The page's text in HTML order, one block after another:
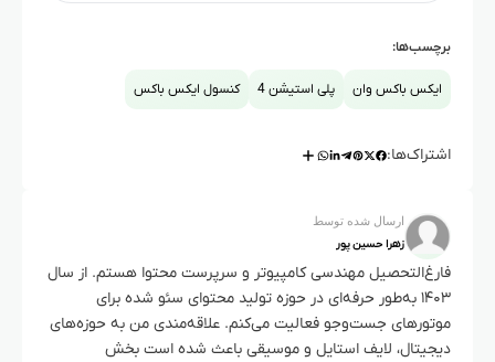
برچسب‌ها:
ایکس باکس وان پلی استیشن 4 کنسول ایکس باکس
اشتراک‌ها:
ارسال شده توسط
زهرا حسین پور
فارغ‌التحصیل مهندسی کامپیوتر و سرپرست محتوا هستم. از سال
۱۴۰۳ به‌طور حرفه‌ای در حوزه تولید محتوای سئو شده برای
موتورهای جست‌وجو فعالیت می‌کنم. علاقه‌مندی من به حوزه‌های
دیجیتال، لایف استایل و موسیقی باعث شده است بخش